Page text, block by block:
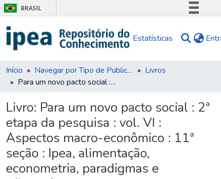
BRASIL
Comunica BR
Acesso à informação
Estatísticas
Início Navegar por Tipo de Publicação
Livros
Para um novo pacto social : 2ª etapa da pesquisa : vol. VI : Aspectos macro-econômico : 11ª seção : Ipea, alimentação, econometria, paradigmas e tributação
Livro: Para um novo pacto social : 2ª
etapa da pesquisa : vol. VI :
Aspectos macro-econômico : 11ª
seção : Ipea, alimentação,
econometria, paradigmas e